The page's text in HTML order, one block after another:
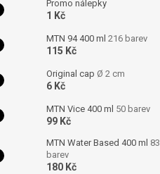
Promo nálepky
1 Kč
MTN 94 400 ml 216 barev
115 Kč
Original cap Ø 2 cm
6 Kč
MTN Vice 400 ml 50 barev
99 Kč
MTN Water Based 400 ml 83
barev
180 Kč